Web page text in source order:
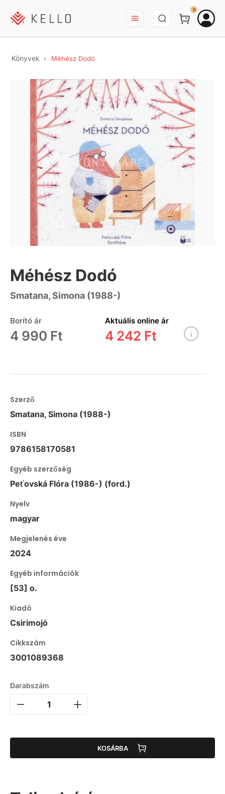
BEJELENTKEZÉS
0
Könyvek Méhész Dodó
Méhész Dodó
Smatana, Simona (1988-)
Borító ár
4 990 Ft
Aktuális online ár
4 242 Ft
Szerző
Smatana, Simona (1988-)
ISBN
9786158170581
Egyéb szerzőség
Peťovská Flóra (1986-) (ford.)
Nyelv
magyar
Megjelenés éve
2024
Egyéb információk
[53] o.
Kiadó
Csirimojó
Cikkszám
3001089368
Darabszám
KOSÁRBA